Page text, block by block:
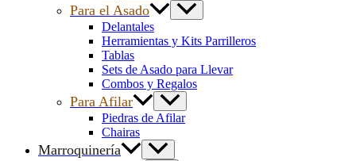
Para el Asado
Delantales
Herramientas y Kits Parrilleros
Tablas
Sets de Asado para Llevar
Combos y Regalos
Para Afilar
Piedras de Afilar
Chairas
Marroquinería